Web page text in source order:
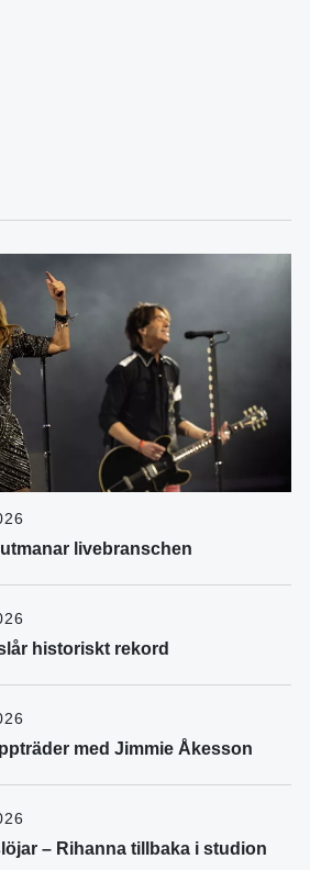
livebranschen
historiskt rekord
med Jimmie Åkesson
– Rihanna tillbaka i studion